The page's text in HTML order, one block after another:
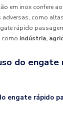
em inox confere
adversas, como
rápido
como indústria,
do engate
engate rápido